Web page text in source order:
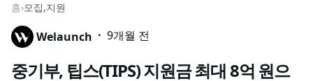
홈›모집,지원
Welaunch · 9개월 전
중기부, 팁스(TIPS) 지원금 최대 8억 원으